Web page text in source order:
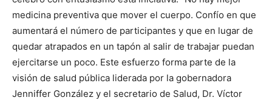
medicina preventiva que mover el cuerpo. Confío en que
aumentará el número de participantes y que en lugar de
quedar atrapados en un tapón al salir de trabajar puedan
ejercitarse un poco. Este esfuerzo forma parte de la
visión de salud pública liderada por la gobernadora
Jenniffer González y el secretario de Salud, Dr. Víctor